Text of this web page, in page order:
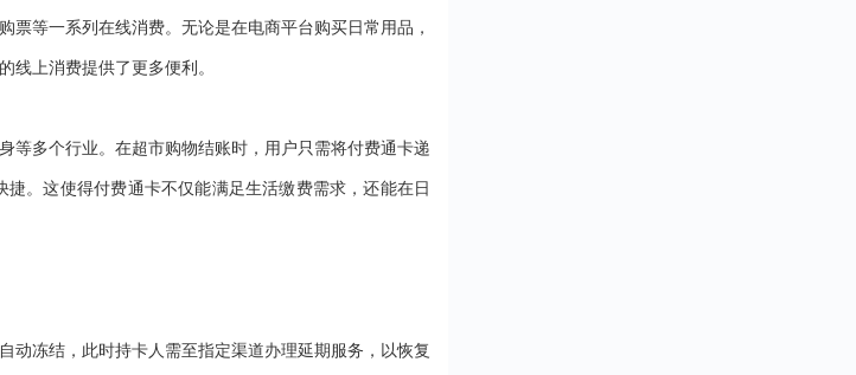
等一系列在线消费。无论是在电商平台购买日常用品，
线上消费提供了更多便利。
等多个行业。在超市购物结账时，用户只需将付费通卡递
。这使得付费通卡不仅能满足生活缴费需求，还能在日
动冻结，此时持卡人需至指定渠道办理延期服务，以恢复